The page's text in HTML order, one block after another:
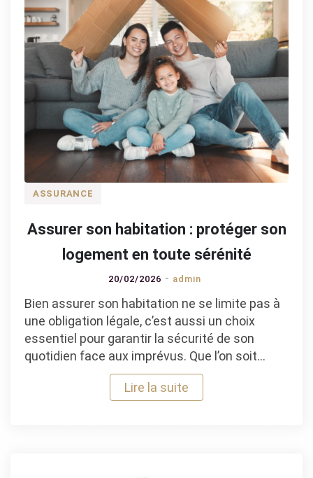
ASSURANCE
Assurer son habitation : protéger son
logement en toute sérénité
20/02/2026 admin
Bien assurer son habitation ne se limite pas à
une obligation légale, c’est aussi un choix
essentiel pour garantir la sécurité de son
quotidien face aux imprévus. Que l’on soit…
Lire la suite